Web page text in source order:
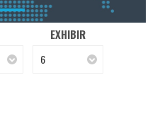
EXHIBIR
6